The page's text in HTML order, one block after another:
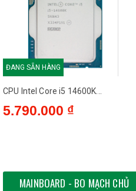
ĐANG SẴN HÀNG
CPU Intel Core i5 14600K...
5.790.000 ₫
MAINBOARD - BO MẠCH CHỦ